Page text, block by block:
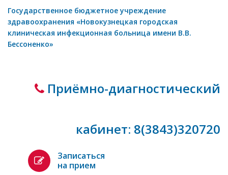
Государственное бюджетное учреждение
здравоохранения «Новокузнецкая городская
клиническая инфекционная больница имени В.В.
Бессоненко»
Приёмно-диагностический
кабинет: 8(3843)320720
Записаться
на прием